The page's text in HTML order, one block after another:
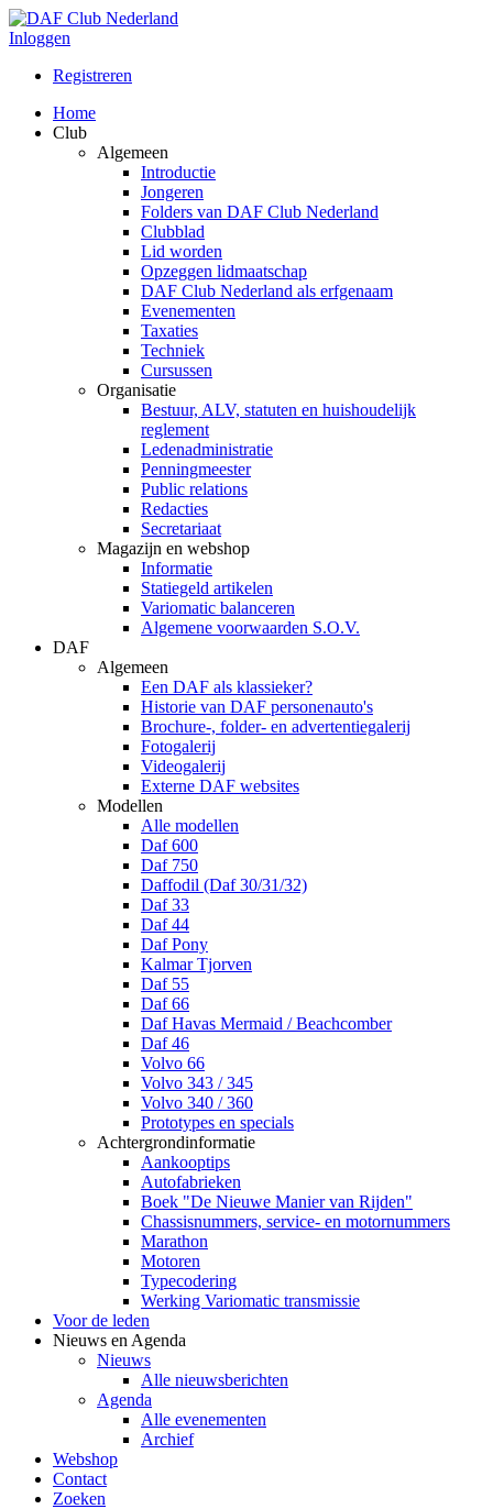
Inloggen
Registreren
Home
Club
Algemeen
Introductie
Jongeren
Folders van DAF Club Nederland
Clubblad
Lid worden
Opzeggen lidmaatschap
DAF Club Nederland als erfgenaam
Evenementen
Taxaties
Techniek
Cursussen
Organisatie
Bestuur, ALV, statuten en huishoudelijk
reglement
Ledenadministratie
Penningmeester
Public relations
Redacties
Secretariaat
Magazijn en webshop
Informatie
Statiegeld artikelen
Variomatic balanceren
Algemene voorwaarden S.O.V.
DAF
Algemeen
Een DAF als klassieker?
Historie van DAF personenauto's
Brochure-, folder- en advertentiegalerij
Fotogalerij
Videogalerij
Externe DAF websites
Modellen
Alle modellen
Daf 600
Daf 750
Daffodil (Daf 30/31/32)
Daf 33
Daf 44
Daf Pony
Kalmar Tjorven
Daf 55
Daf 66
Daf Havas Mermaid / Beachcomber
Daf 46
Volvo 66
Volvo 343 / 345
Volvo 340 / 360
Prototypes en specials
Achtergrondinformatie
Aankooptips
Autofabrieken
Boek "De Nieuwe Manier van Rijden"
Chassisnummers, service- en motornummers
Marathon
Motoren
Typecodering
Werking Variomatic transmissie
Voor de leden
Nieuws en Agenda
Nieuws
Alle nieuwsberichten
Agenda
Alle evenementen
Archief
Webshop
Contact
Zoeken